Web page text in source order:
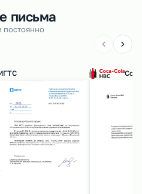
письма
постоянно